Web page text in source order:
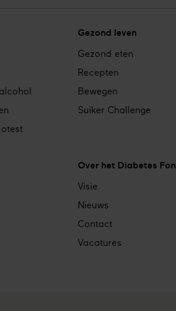
Gezond leven
Gezond eten
Recepten
Bewegen
Suiker Challenge
Over het Diabetes
Visie
Nieuws
Contact
Vacatures